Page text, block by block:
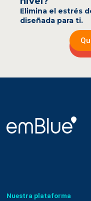
Elimina el estrés
diseñada para ti.